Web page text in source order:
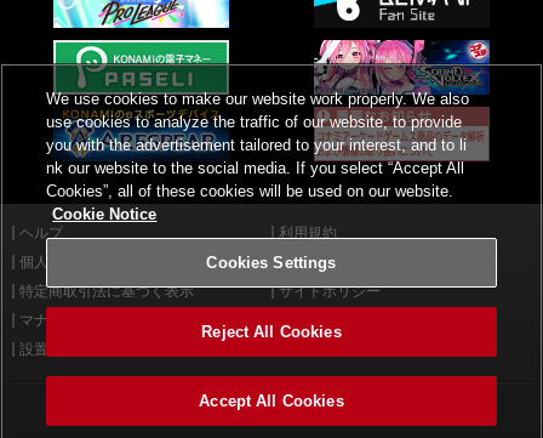
ヘルプ
利用規約
個人情報等保護方針
外部送信について
特定商取引法に基づく表示
サイトポリシー
マナー＆ルール
設置店舗検索
©2026 Konami Arcade Games
We use cookies to make our website work properly. We also
use cookies to analyze the traffic of our website, to provide
you with the advertisement tailored to your interest, and to li
nk our website to the social media. If you select “Accept All
Cookies”, all of these cookies will be used on our website.
Cookie Notice
Cookies Settings
Reject All Cookies
Accept All Cookies